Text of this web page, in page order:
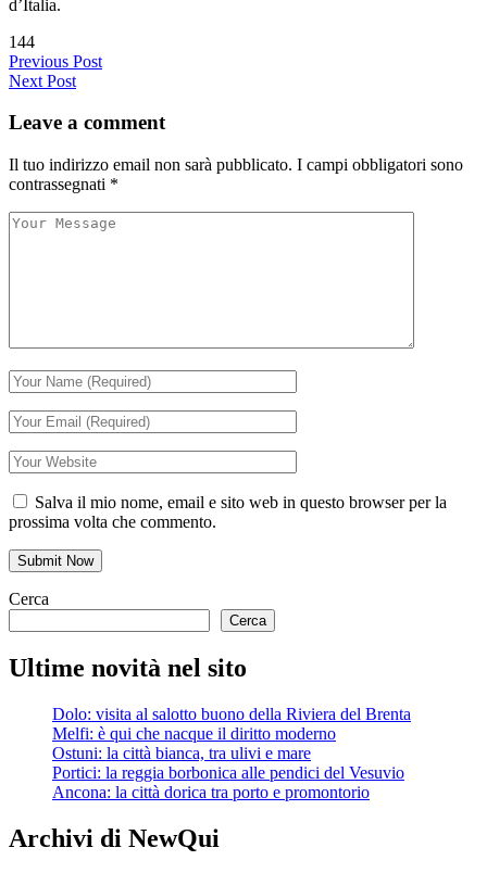
d’Italia.
144
Previous Post
Next Post
Leave a comment
Il tuo indirizzo email non sarà pubblicato. I campi obbligatori sono
contrassegnati *
Salva il mio nome, email e sito web in questo browser per la
prossima volta che commento.
Cerca
Cerca
Ultime novità nel sito
Dolo: visita al salotto buono della Riviera del Brenta
Melfi: è qui che nacque il diritto moderno
Ostuni: la città bianca, tra ulivi e mare
Portici: la reggia borbonica alle pendici del Vesuvio
Ancona: la città dorica tra porto e promontorio
Archivi di NewQui